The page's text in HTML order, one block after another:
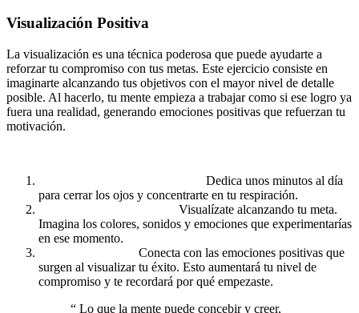
Visualización Positiva
La visualización es una técnica poderosa que puede ayudarte a
reforzar tu compromiso con tus metas. Este ejercicio consiste en
imaginarte alcanzando tus objetivos con el mayor nivel de detalle
posible. Al hacerlo, tu mente empieza a trabajar como si ese logro ya
fuera una realidad, generando emociones positivas que refuerzan tu
motivación.
Dedica unos minutos al día
para cerrar los ojos y concentrarte en tu respiración.
Visualízate alcanzando tu meta.
Imagina los colores, sonidos y emociones que experimentarías
en ese momento.
Conecta con las emociones positivas que
surgen al visualizar tu éxito. Esto aumentará tu nivel de
compromiso y te recordará por qué empezaste.
“ Lo que la mente puede concebir y creer,